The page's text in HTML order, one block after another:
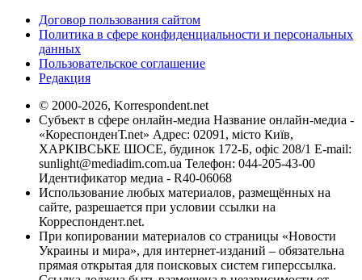
Договор пользования сайтом
Политика в сфере конфиденциальности и персональных
данных
Пользовательское соглашение
Редакция
© 2000-2026, Korrespondent.net
Субъект в сфере онлайн-медиа Название онлайн-медиа -
«КореспонденТ.net» Адрес: 02091, місто Київ,
ХАРКІВСЬКЕ ШОСЕ, будинок 172-Б, офіс 208/1 E-mail:
sunlight@mediadim.com.ua Телефон: 044-205-43-00
Идентификатор медиа - R40-06068
Использование любых материалов, размещённых на
сайте, разрешается при условии ссылки на
Корреспондент.net.
При копировании материалов со страницы «Новости
Украины и мира», для интернет-изданий – обязательна
прямая открытая для поисковых систем гиперссылка.